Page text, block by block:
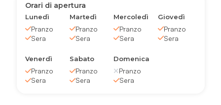
Orari di apertura
Lunedì
Pranzo
Sera
Martedì
Pranzo
Sera
Mercoledì
Pranzo
Sera
Giovedì
Pranzo
Sera
Venerdì
Pranzo
Sera
Sabato
Pranzo
Sera
Domenica
Pranzo
Sera